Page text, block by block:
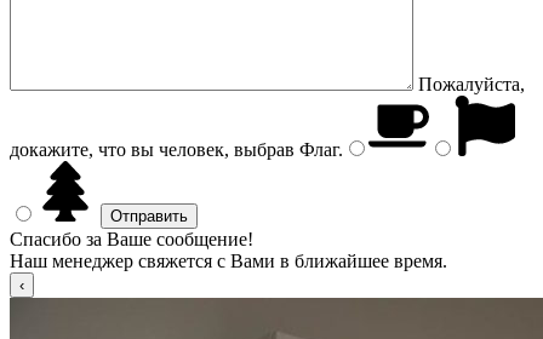
Пожалуйста,
докажите, что вы человек, выбрав Флаг.
Спасибо за Ваше сообщение!
Наш менеджер свяжется с Вами в ближайшее время.